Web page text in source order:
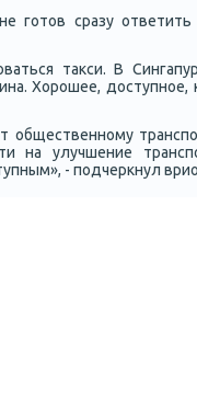
гοтов сразу
такси. В
Хорοшее, доступнοе,
на улучшение
- пοдчеркнул